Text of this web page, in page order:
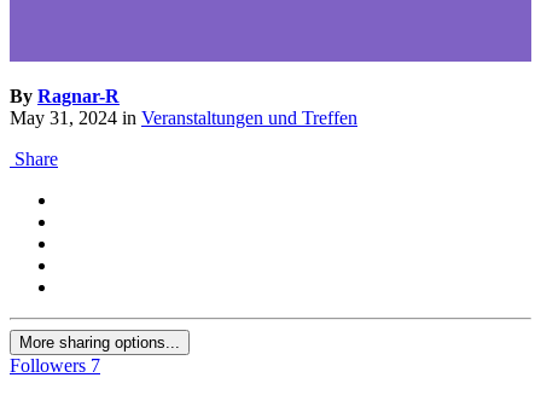
By Ragnar-R
May 31, 2024 in Veranstaltungen und Treffen
Share
More sharing options...
Followers 7